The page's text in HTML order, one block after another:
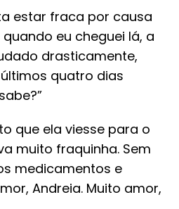
estar fraca por causa
eu cheguei lá, a
drasticamente,
quatro dias
que ela viesse para o
muito fraquinha. Sem
medicamentos e
Andreia. Muito amor,